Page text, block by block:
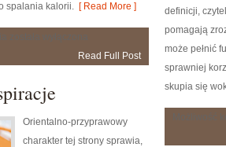
spalania kalorii. [ Read More ]
Read Full Post
definicji,
pomagają
może pełnić
sprawniej
skupia się
Orientalno-przyprawowy
charakter tej strony sprawia,